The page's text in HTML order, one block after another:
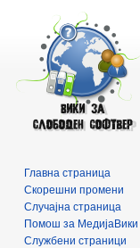
Главна страница
Скорешни промени
Случајна страница
Помош за МедијаВики
Службени страници